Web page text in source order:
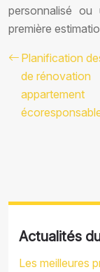
personnalisé
première
Planification
de rénovation
appartement
Actualités
Les meilleures